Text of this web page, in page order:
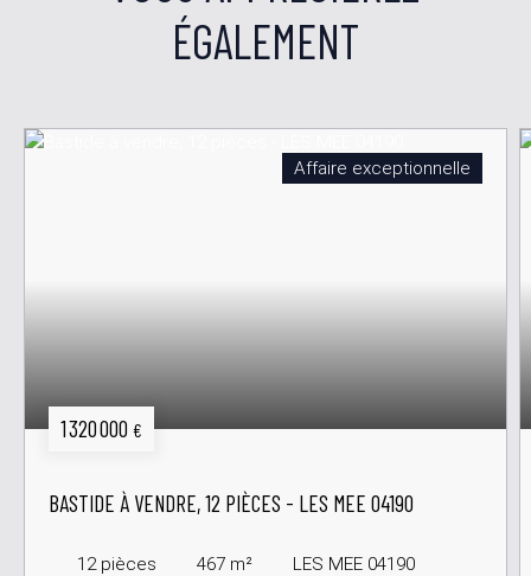
ÉGALEMENT
Affaire exceptionnelle
1 320 000 €
BASTIDE À VENDRE, 12 PIÈCES - LES MEE 04190
12 pièces 467 m² LES MEE 04190